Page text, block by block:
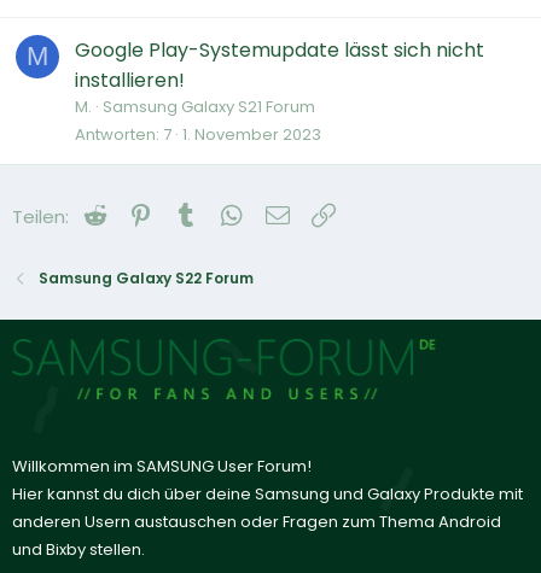
M
Google Play-Systemupdate lässt sich nicht
installieren!
M. Samsung Galaxy S21 Forum
Antworten 7 1. November 2023
Teilen: Reddit Pinterest
Tumblr WhatsApp
E-Mail
Samsung Galaxy S22 Forum
Willkommen im SAMSUNG User Forum!
Hier kannst du dich über deine Samsung und Galaxy Produkte mit
anderen Usern austauschen oder Fragen zum Thema Android
und Bixby stellen.